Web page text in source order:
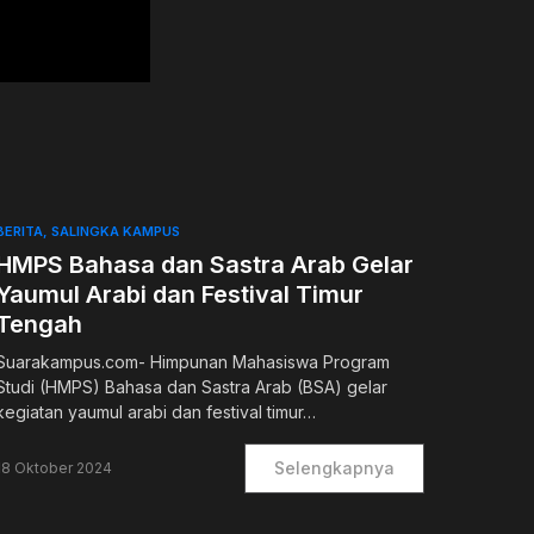
SALINGKA KAMPUS
Bahasa dan Sastra Arab Gelar
Arabi dan Festival Timur
Himpunan Mahasiswa Program
(HMPS) Bahasa dan Sastra Arab (BSA) gelar
yaumul arabi dan festival timur…
Oktober 2024 Selengkapnya